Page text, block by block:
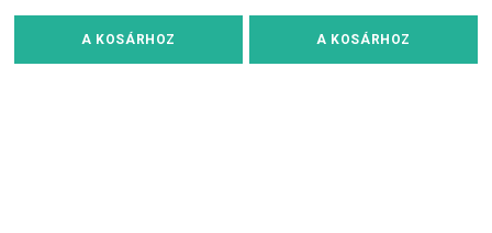
A KOSÁRHOZ A KOSÁRHOZ